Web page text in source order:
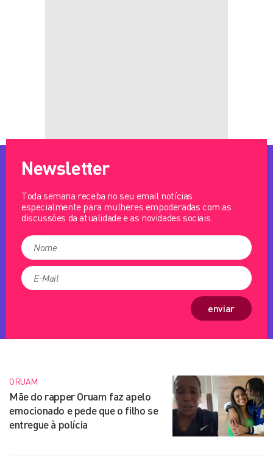
Newsletter
Toda semana receba no seu email notícias
especialmente para mulheres empoderadas com as
discussões da atualidade e as novidades sociais.
enviar
ORUAM
Mãe do rapper Oruam faz apelo
emocionado e pede que o filho se
entregue à polícia